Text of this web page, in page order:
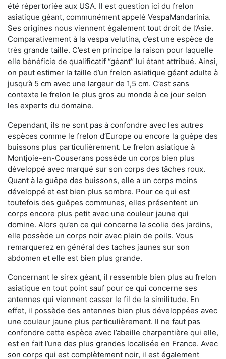
été répertoriée aux USA. Il est question ici du frelon
asiatique géant, communément appelé VespaMandarinia.
Ses origines nous viennent également tout droit de l’Asie.
Comparativement à la vespa velutina, c’est une espèce de
très grande taille. C’est en principe la raison pour laquelle
elle bénéficie de qualificatif ‘’géant’’ lui étant attribué. Ainsi,
on peut estimer la taille d’un frelon asiatique géant adulte à
jusqu’à 5 cm avec une largeur de 1,5 cm. C’est sans
contexte le frelon le plus gros au monde à ce jour selon
les experts du domaine.
Cependant, ils ne sont pas à confondre avec les autres
espèces comme le frelon d’Europe ou encore la guêpe des
buissons plus particulièrement. Le frelon asiatique à
Montjoie-en-Couserans possède un corps bien plus
développé avec marqué sur son corps des tâches roux.
Quant à la guêpe des buissons, elle a un corps moins
développé et est bien plus sombre. Pour ce qui est
toutefois des guêpes communes, elles présentent un
corps encore plus petit avec une couleur jaune qui
domine. Alors qu’en ce qui concerne la scolie des jardins,
elle possède un corps noir avec plein de poils. Vous
remarquerez en général des taches jaunes sur son
abdomen et elle est bien plus grande.
Concernant le sirex géant, il ressemble bien plus au frelon
asiatique en tout point sauf pour ce qui concerne ses
antennes qui viennent casser le fil de la similitude. En
effet, il possède des antennes bien plus développées avec
une couleur jaune plus particulièrement. Il ne faut pas
confondre cette espèce avec l’abeille charpentière qui elle,
est en fait l’une des plus grandes localisée en France. Avec
son corps qui est complètement noir, il est également